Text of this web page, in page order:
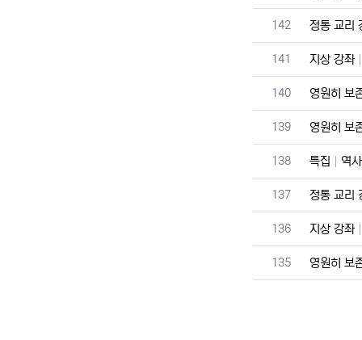
번호
142 정통 교리
번호
141 지상 강좌
번호
140 영원히 보
번호
139 영원히 보
번호
138 특집 역
번호
137 정통 교리
번호
136 지상 강좌
번호
135 영원히 보